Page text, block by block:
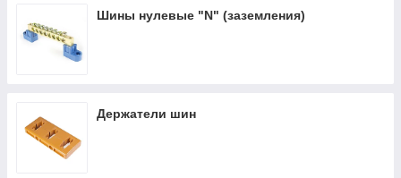
Шины нулевые "N" (заземления)
Держатели шин